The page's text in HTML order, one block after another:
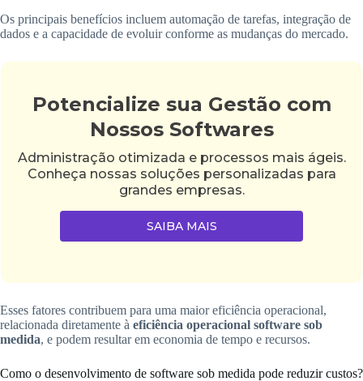
Os principais benefícios incluem automação de tarefas, integração de
dados e a capacidade de evoluir conforme as mudanças do mercado.
Potencialize sua Gestão com
Nossos Softwares
Administração otimizada e processos mais ágeis.
Conheça nossas soluções personalizadas para
grandes empresas.
SAIBA MAIS
Esses fatores contribuem para uma maior eficiência operacional,
relacionada diretamente à eficiência operacional software sob
medida, e podem resultar em economia de tempo e recursos.
Como o desenvolvimento de software sob medida pode reduzir custos?